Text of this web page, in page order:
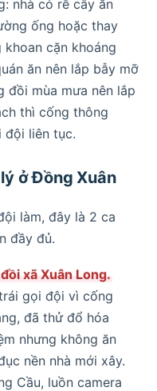
nhà có rễ cây ăn
ống hoặc thay
cặn khoáng
ăn nên lắp bẫy mỡ
đồi mùa mưa nên lắp
thì cống thông
đội liên tục.
ở Đồng Xuân
làm, đây là 2 ca
đầy đủ.
xã Xuân Long.
gọi đội vì cống
đã thử đổ hóa
nhưng không ăn
nền nhà mới xây.
Cầu, luồn camera